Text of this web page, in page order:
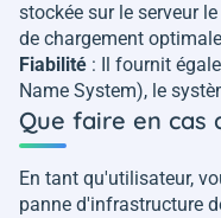
stockée sur le serveur
de chargement
Fiabilité : Il fournit
Name System), le
Que faire en cas
En tant qu'utilisateur,
panne d'infrastructure